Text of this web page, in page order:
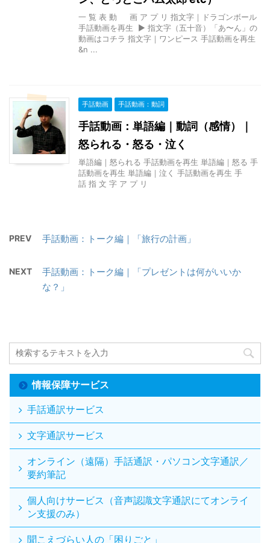
一 覧 表 動 画 ア プ リ 指文字｜ドラゴンボール
手話動画を再生 ▶ 指文字（五十音）「あ〜ん」の
動画はコチラ 指文字｜ワンピース 手話動画を再生
&n ...
手話動画 手話動画：動詞
手話動画：単語編｜動詞（感情）｜
怒られる・怒る・泣く
単語編｜怒られる 手話動画を再生 単語編｜怒る 手
話動画を再生 単語編｜泣く 手話動画を再生 手
話 指 文 字 ア プ リ
PREV 手話動画：トーク編｜「旅行の計画」
NEXT
手話動画：トーク編｜「プレゼントは何がいいか
な？」
情報保障サービス
手話通訳サービス
文字通訳サービス
オンライン（遠隔）手話通訳・パソコン文字通訳／
要約筆記
個人向けサービス（音声認識文字通訳にてオンライ
ン支援のみ）
聞こえづらい人の「困りごと」